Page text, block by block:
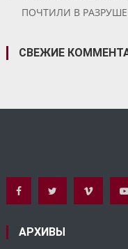
ПОЧТИЛИ В
СВЕЖИЕ
АРХИВЫ